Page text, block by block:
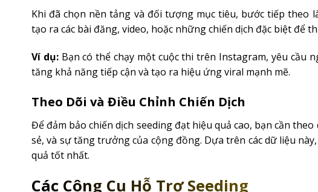
Khi đã chọn nền tảng và đối tượng mục tiêu, bước tiếp theo
tạo ra các bài đăng, video, hoặc những chiến dịch đặc biệt để
Ví dụ:Bạn có thể chạy một cuộc thi trên Instagram, yêu cầu
tăng khả năng tiếp cận và tạo ra hiệu ứng viral mạnh mẽ.
Theo Dõi và Điều Chỉnh Chiến Dịch
Để đảm bảo chiến dịch seeding đạt hiệu quả cao, bạn cần
sẻ, và sự tăng trưởng của cộng đồng. Dựa trên các dữ liệu
quả tốt nhất.
Các Công Cụ Hỗ Trợ Seeding